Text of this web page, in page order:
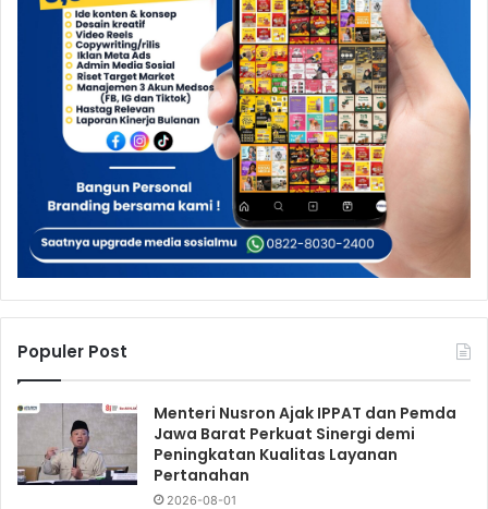
Populer Post
Menteri Nusron Ajak IPPAT dan Pemda
Jawa Barat Perkuat Sinergi demi
Peningkatan Kualitas Layanan
Pertanahan
2026-08-01